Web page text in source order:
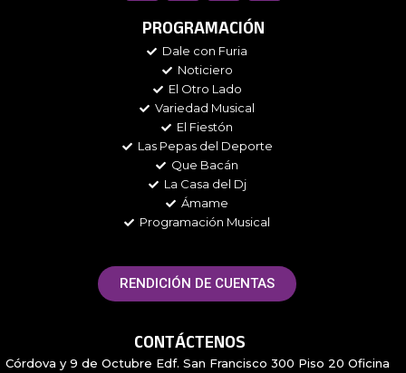
e
o
t
g
r
a
m
t
e
r
t
PROGRAMACIÓN
Dale con Furia
Noticiero
El Otro Lado
Variedad Musical
El Fiestón
Las Pepas del Deporte
Que Bacán
La Casa del Dj
Ámame
Programación Musical
RENDICIÓN DE CUENTAS
CONTÁCTENOS
Córdova y 9 de Octubre Edf. San Francisco 300 Piso 20 Oficina